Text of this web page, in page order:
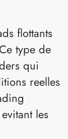
flottants
type de
qui
reelles
les